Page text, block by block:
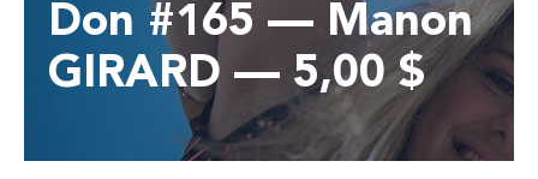
Don #165 — Manon
GIRARD — 5,00 $